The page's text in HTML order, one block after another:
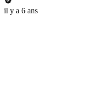
il y a 6 ans